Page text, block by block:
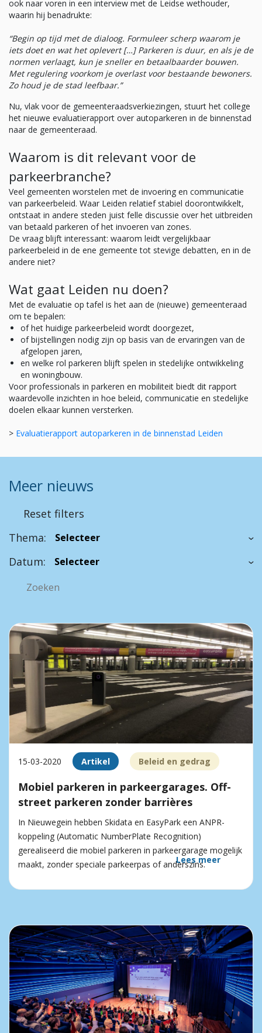
ook naar voren in een interview met de Leidse wethouder,
waarin hij benadrukte:
“Begin op tijd met de dialoog. Formuleer scherp waarom je
iets doet en wat het oplevert […] Parkeren is duur, en als je de
normen verlaagt, kun je sneller en betaalbaarder bouwen.
Met regulering voorkom je overlast voor bestaande bewoners.
Zo houd je de stad leefbaar.”
Nu, vlak voor de gemeenteraadsverkiezingen, stuurt het college
het nieuwe evaluatierapport over autoparkeren in de binnenstad
naar de gemeenteraad.
Waarom is dit relevant voor de
parkeerbranche?
Veel gemeenten worstelen met de invoering en communicatie
van parkeerbeleid. Waar Leiden relatief stabiel doorontwikkelt,
ontstaat in andere steden juist felle discussie over het uitbreiden
van betaald parkeren of het invoeren van zones.
De vraag blijft interessant: waarom leidt vergelijkbaar
parkeerbeleid in de ene gemeente tot stevige debatten, en in de
andere niet?
Wat gaat Leiden nu doen?
Met de evaluatie op tafel is het aan de (nieuwe) gemeenteraad
om te bepalen:
of het huidige parkeerbeleid wordt doorgezet,
of bijstellingen nodig zijn op basis van de ervaringen van de
afgelopen jaren,
en welke rol parkeren blijft spelen in stedelijke ontwikkeling
en woningbouw.
Voor professionals in parkeren en mobiliteit biedt dit rapport
waardevolle inzichten in hoe beleid, communicatie en stedelijke
doelen elkaar kunnen versterken.
> Evaluatierapport autoparkeren in de binnenstad Leiden
Meer nieuws
Reset filters
Thema:
Datum:
15-03-2020 Artikel Beleid en gedrag
Mobiel parkeren in parkeergarages. Off-
street parkeren zonder barrières
In Nieuwegein hebben Skidata en EasyPark een ANPR-
koppeling (Automatic NumberPlate Recognition)
gerealiseerd die mobiel parkeren in parkeergarage mogelijk
maakt, zonder speciale parkeerpas of anderszins.
Lees meer